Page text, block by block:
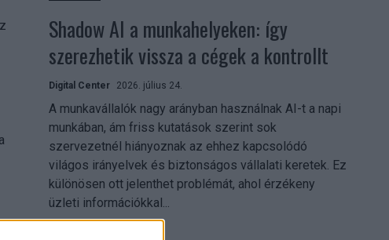
Shadow AI a munkahelyeken: így
szerezhetik vissza a cégek a kontrollt
Digital Center 2026. július 24.
A munkavállalók nagy arányban használnak AI-t a napi
munkában, ám friss kutatások szerint sok
szervezetnél hiányoznak az ehhez kapcsolódó
világos irányelvek és biztonságos vállalati keretek. Ez
különösen ott jelenthet problémát, ahol érzékeny
üzleti információkkal...